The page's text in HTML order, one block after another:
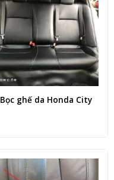
Bọc ghế da Honda City